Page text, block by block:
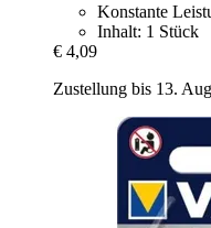
Konstante
Inhalt: 1 Stück
€ 4,09
Zustellung bis 13.